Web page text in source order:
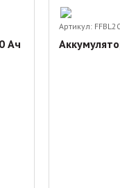
Ач
Артикул: